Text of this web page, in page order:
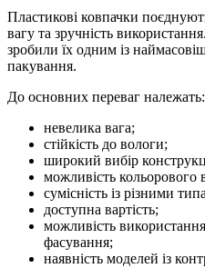
Пластикові ковпачки
вагу та зручність
зробили їх одним із
пакування.
До основних переваг належать:
невелика вага;
стійкість до вологи;
широкий вибір
можливість кольорового
сумісність із різними
доступна вартість;
можливість
фасування;
наявність моделей із